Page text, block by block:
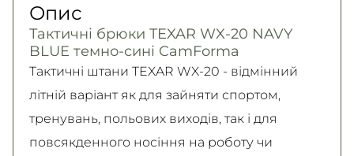
Самовивіз
Безкоштовно
Детальніше
Детальніше
Детально про умови повернення та обміну
читайте насторінці
Детальніше
Опис
Тактичні брюки TEXAR WX-20 NAVY
BLUE темно-сині CamForma
Тактичні штани TEXAR WX-20 - відмінний
літній варіант як для зайняти спортом,
тренувань, польових виходів, так і для
повсякденного носіння на роботу чи